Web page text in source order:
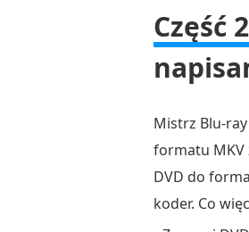
pytania
DVD
do
MKV
Część
Mistrz Blu-ray
formatu MKV
DVD do
koder. Co